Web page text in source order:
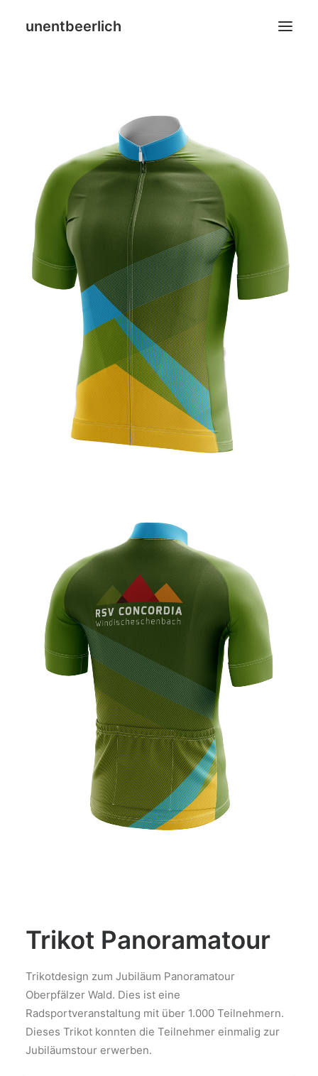
unentbeerlich
Blog
Leistungen
Über mich
Search
Trikot Panoramatour
Trikotdesign zum Jubiläum Panoramatour
Oberpfälzer Wald. Dies ist eine
Radsportveranstaltung mit über 1.000 Teilnehmern.
Dieses Trikot konnten die Teilnehmer einmalig zur
Jubiläumstour erwerben.